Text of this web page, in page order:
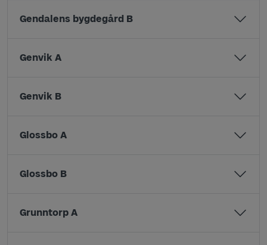
Gendalens bygdegård B
Genvik A
Genvik B
Glossbo A
Glossbo B
Grunntorp A